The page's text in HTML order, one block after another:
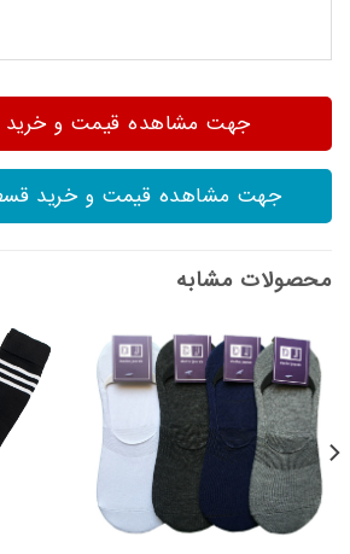
جهت مشاهده قیمت و خرید
جهت مشاهده قیمت و خرید
محصولات مشابه